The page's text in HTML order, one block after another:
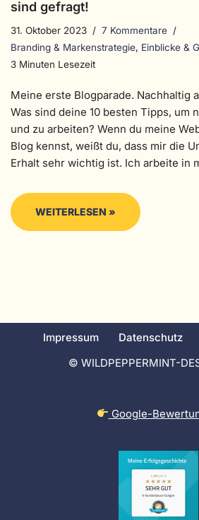
sind gefragt!
31. Oktober 2023
7 Kommentare
Branding & Markenstrategie, Einblicke &
3 Minuten Lesezeit
Meine erste Blogparade. Nachhaltig
Was sind deine 10 besten Tipps, um
und zu arbeiten? Wenn du meine
Blog kennst, weißt du, dass mir die
Erhalt sehr wichtig ist. Ich arbeite in
WEITERLESEN »
Impressum Datenschutz
© WILDPEPPERMINT-
Google-